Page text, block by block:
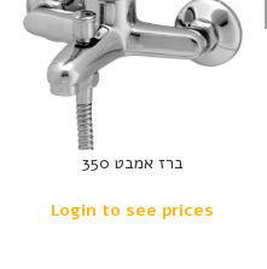
ברז אמבט 350
Login to see prices